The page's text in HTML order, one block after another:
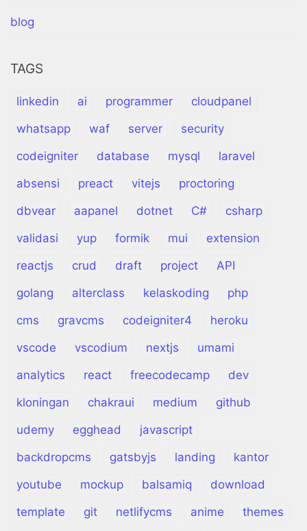
blog
TAGS
linkedin ai programmer
cloudpanel
whatsapp
waf server
security
codeigniter
database mysql
laravel
absensi
preact vitejs
proctoring
dbvear
aapanel dotnet C#
csharp
validasi
yup formik mui
extension
reactjs
crud draft project
API
golang
alterclass kelaskoding
php
cms
gravcms codeigniter4
heroku
vscode
vscodium nextjs
umami
analytics
react freecodecamp
dev
kloningan
chakraui medium
github
udemy
egghead
javascript
backdropcms
gatsbyjs landing
kantor
youtube
mockup balsamiq
download
template
git netlifycms anime
themes